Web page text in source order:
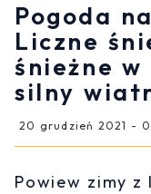
Pogoda
Liczne
śnieżne w
silny
20 grudzień 2021 -
Powiew zimy z